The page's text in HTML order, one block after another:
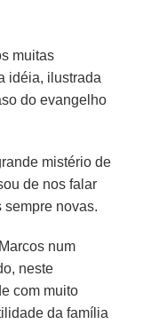
muitas
idéia, ilustrada
do evangelho
mistério de
de nos falar
novas.
num
neste
com muito
da família